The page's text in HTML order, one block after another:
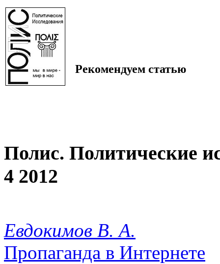
Рекомендуем статью
Полис. Политические
4 2012
Евдокимов В. А.
Пропаганда в Интернете